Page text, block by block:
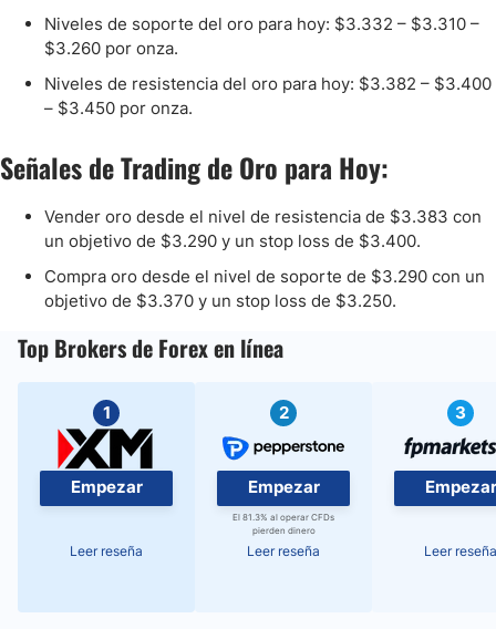
Niveles de soporte del oro para hoy: $3.332 – $3.310 –
$3.260 por onza.
Niveles de resistencia del oro para hoy: $3.382 – $3.400
– $3.450 por onza.
Señales de Trading de Oro para Hoy:
Vender oro desde el nivel de resistencia de $3.383 con
un objetivo de $3.290 y un stop loss de $3.400.
Compra oro desde el nivel de soporte de $3.290 con un
objetivo de $3.370 y un stop loss de $3.250.
Top Brokers de Forex en línea
1
Empezar
Leer reseña
2
Empezar
El 81.3% al operar CFDs
pierden dinero
Leer reseña
3
Empezar
Leer reseña